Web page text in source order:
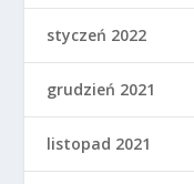
styczeń 2022
grudzień 2021
listopad 2021